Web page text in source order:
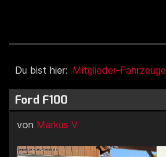
Du bist hier: Mitglieder-Fahrzeuge
Ford F100
von Markus V